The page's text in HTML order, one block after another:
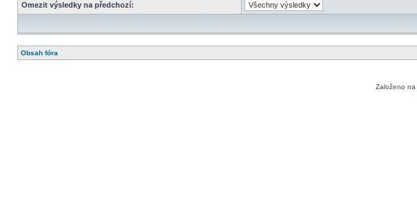
Omezit výsledky na předchozí:
Obsah fóra
Založeno na